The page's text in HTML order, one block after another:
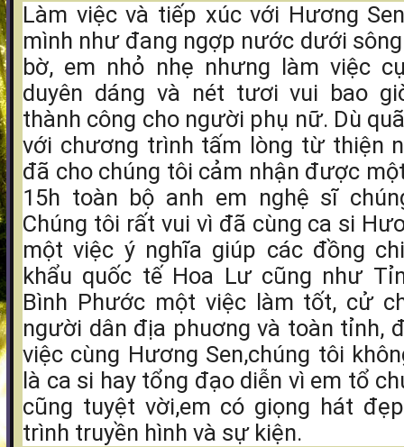
Làm việc và tiếp xúc với Hương
mình như đang ngợp nước dưới
bờ, em nhỏ nhẹ nhưng làm việc
duyên dáng và nét tươi vui bao
thành công cho người phụ nữ. Dù
với chương trình tấm lòng từ thiện
đã cho chúng tôi cảm nhận được
15h toàn bộ anh em nghệ sĩ
Chúng tôi rất vui vì đã cùng ca si
một việc ý nghĩa giúp các đồng
khẩu quốc tế Hoa Lư cũng như
Bình Phước một việc làm tốt, cử
người dân địa phuơng và toàn tỉnh,
việc cùng Hương Sen,chúng tôi
là ca si hay tổng đạo diễn vì em tổ
cũng tuyệt vời,em có giọng hát
trình truyền hình và sự kiện.